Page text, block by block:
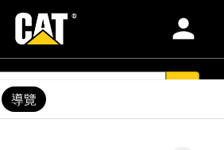
person
導覽